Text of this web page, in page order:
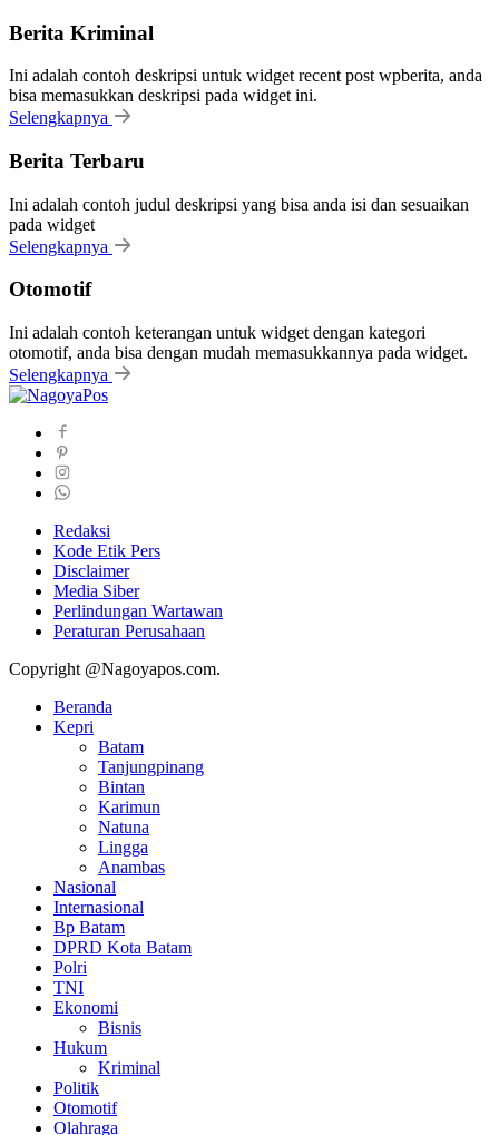
Berita Kriminal
Ini adalah contoh deskripsi untuk widget recent post wpberita, anda
bisa memasukkan deskripsi pada widget ini.
Selengkapnya
Berita Terbaru
Ini adalah contoh judul deskripsi yang bisa anda isi dan sesuaikan
pada widget
Selengkapnya
Otomotif
Ini adalah contoh keterangan untuk widget dengan kategori
otomotif, anda bisa dengan mudah memasukkannya pada widget.
Selengkapnya
Redaksi
Kode Etik Pers
Disclaimer
Media Siber
Perlindungan Wartawan
Peraturan Perusahaan
Copyright @Nagoyapos.com.
Beranda
Kepri
Batam
Tanjungpinang
Bintan
Karimun
Natuna
Lingga
Anambas
Nasional
Internasional
Bp Batam
DPRD Kota Batam
Polri
TNI
Ekonomi
Bisnis
Hukum
Kriminal
Politik
Otomotif
Olahraga